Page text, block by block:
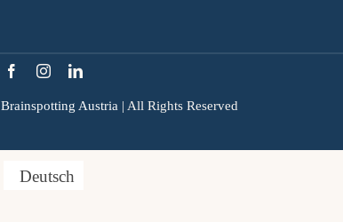
Brainspotting Austria| All Rights Reserved
Deutsch